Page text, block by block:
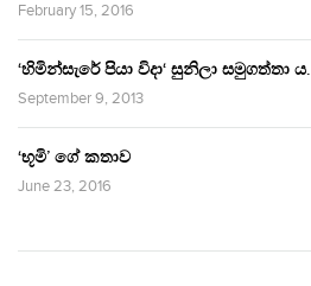
February 15, 2016
‘හිමින්සැරේ පියා විදා‘ සුනිලා සමුගත්තා ය.
September 9, 2013
‘භූමි’ ගේ කතාව
June 23, 2016